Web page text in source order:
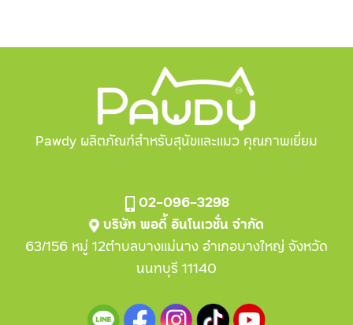
Pawdy ผลิตภัณฑ์สำหรับสุนัขและแมว คุณภาพเยี่ยม
02-096-3298
บริษัท พอดี้ อินโนเวชั่น จำกัด
63/156 หมู่ 12ตำบลบางแม่นาง อำเภอบางใหญ่ จังหวัด
นนทบุรี 11140